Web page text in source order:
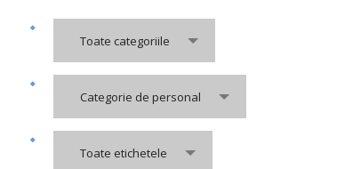
Toate categoriile
Categorie de personal
Toate etichetele